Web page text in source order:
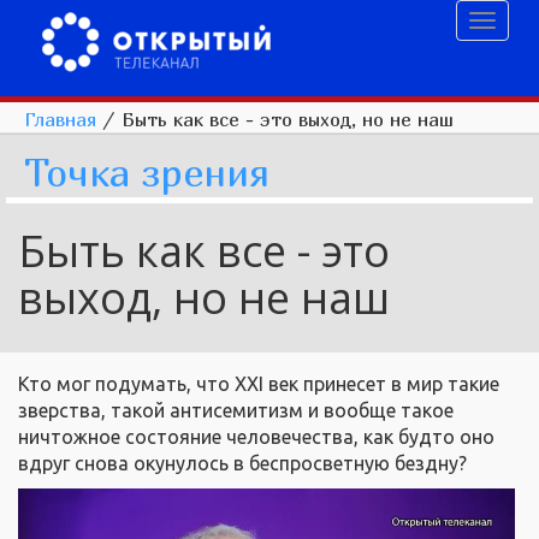
Главная / Быть как все - это выход, но не наш
Точка зрения
Быть как все - это
выход, но не наш
Кто мог подумать, что XXI век принесет в мир такие
зверства, такой антисемитизм и вообще такое
ничтожное состояние человечества, как будто оно
вдруг снова окунулось в беспросветную бездну?